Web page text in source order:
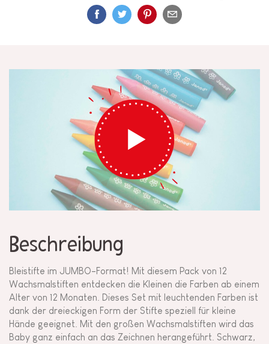
Beschreibung
Bleistifte im JUMBO-Format! Mit diesem Pack von 12
Wachsmalstiften entdecken die Kleinen die Farben ab einem
Alter von 12 Monaten. Dieses Set mit leuchtenden Farben ist
dank der dreieckigen Form der Stifte speziell für kleine
Hände geeignet. Mit den großen Wachsmalstiften wird das
Baby ganz einfach an das Zeichnen herangeführt. Schwarz,